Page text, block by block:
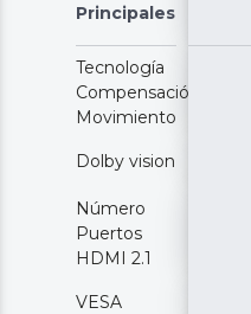
Principales
Tecnología
Compensación
Movimiento
Dolby vision
Número
Puertos
HDMI 2.1
VESA